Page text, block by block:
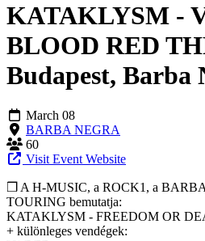
KATAKLYSM -
BLOOD RED
Budapest, Barba
March 08
BARBA NEGRA
60
Visit Event Website
❒ A H-MUSIC, a ROCK1, a
TOURING bemutatja:
KATAKLYSM - FREEDOM OR
+ különleges vendégek: